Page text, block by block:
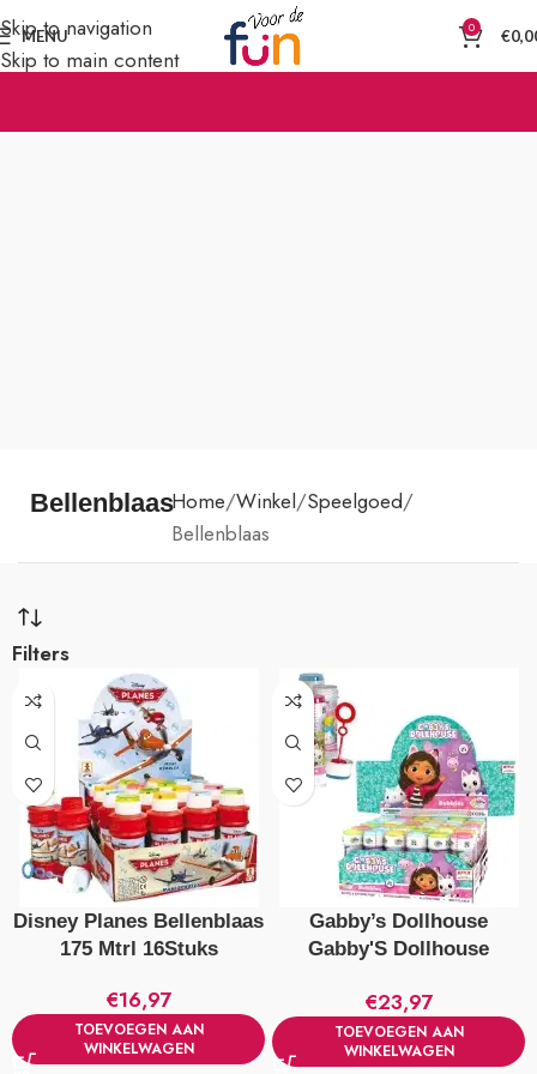
Skip to navigation
Skip to main content
MENU 0 €
BellenblaasHome Winkel Speelgoed
Bellenblaas
Filters
Disney Planes Bellenblaas
175 Mtrl 16Stuks
€16,97
TOEVOEGEN AAN
WINKELWAGEN
Gabby’s Dollhouse
Gabby'S Dollhouse
Stuks
€23,97
TOEVOEGEN AAN
WINKELWAGEN